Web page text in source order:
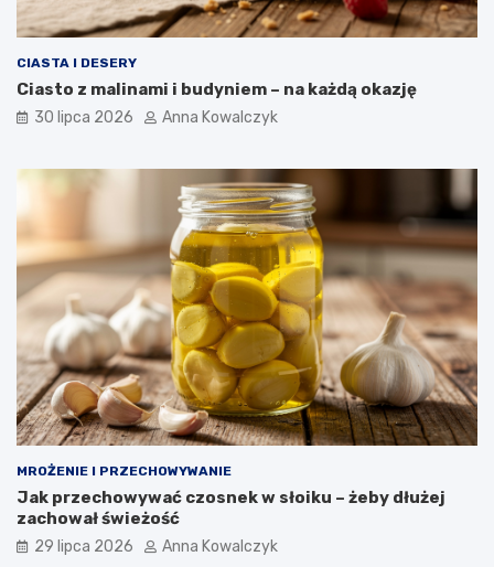
CIASTA I DESERY
Ciasto z malinami i budyniem – na każdą okazję
30 lipca 2026 Anna Kowalczyk
MROŻENIE I PRZECHOWYWANIE
Jak przechowywać czosnek w słoiku – żeby dłużej
zachował świeżość
29 lipca 2026 Anna Kowalczyk